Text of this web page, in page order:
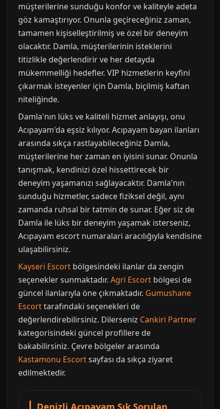
müşterilerine sunduğu konfor ve kaliteyle adeta
göz kamaştırıyor. Onunla geçireceğiniz zaman,
tamamen kişiselleştirilmiş ve özel bir deneyim
olacaktır. Damla, müşterilerinin isteklerini
titizlikle değerlendirir ve her detayda
mükemmelliği hedefler. VIP hizmetlerin keyfini
çıkarmak isteyenler için Damla, biçilmiş kaftan
niteliğinde.
Damla'nın lüks ve kaliteli hizmet anlayışı, onu
Acıpayam'da eşsiz kılıyor. Acıpayam bayan ilanları
arasında sıkça rastlayabileceğiniz Damla,
müşterilerine her zaman en iyisini sunar. Onunla
tanışmak, kendinizi özel hissettirecek bir
deneyim yaşamanızı sağlayacaktır. Damla'nın
sunduğu hizmetler, sadece fiziksel değil, aynı
zamanda ruhsal bir tatmin de sunar. Eğer siz de
Damla ile lüks bir deneyim yaşamak isterseniz,
Acıpayam escort numaralari aracılığıyla kendisine
ulaşabilirsiniz.
Kayseri Escort bölgesindeki ilanlar da zengin
seçenekler sunmaktadır. Agri Escort bölgesi de
güncel ilanlarıyla öne çıkmaktadır. Gumushane
Escorttarafındaki seçenekleri de
değerlendirebilirsiniz. Dilerseniz Cankiri Partner
kategorisindeki güncel profillere de
bakabilirsiniz. Çevre bölgeler arasında
Kastamonu Escortsayfası da sıkça ziyaret
edilmektedir.
Denizli Acıpayam Sık Sorulan